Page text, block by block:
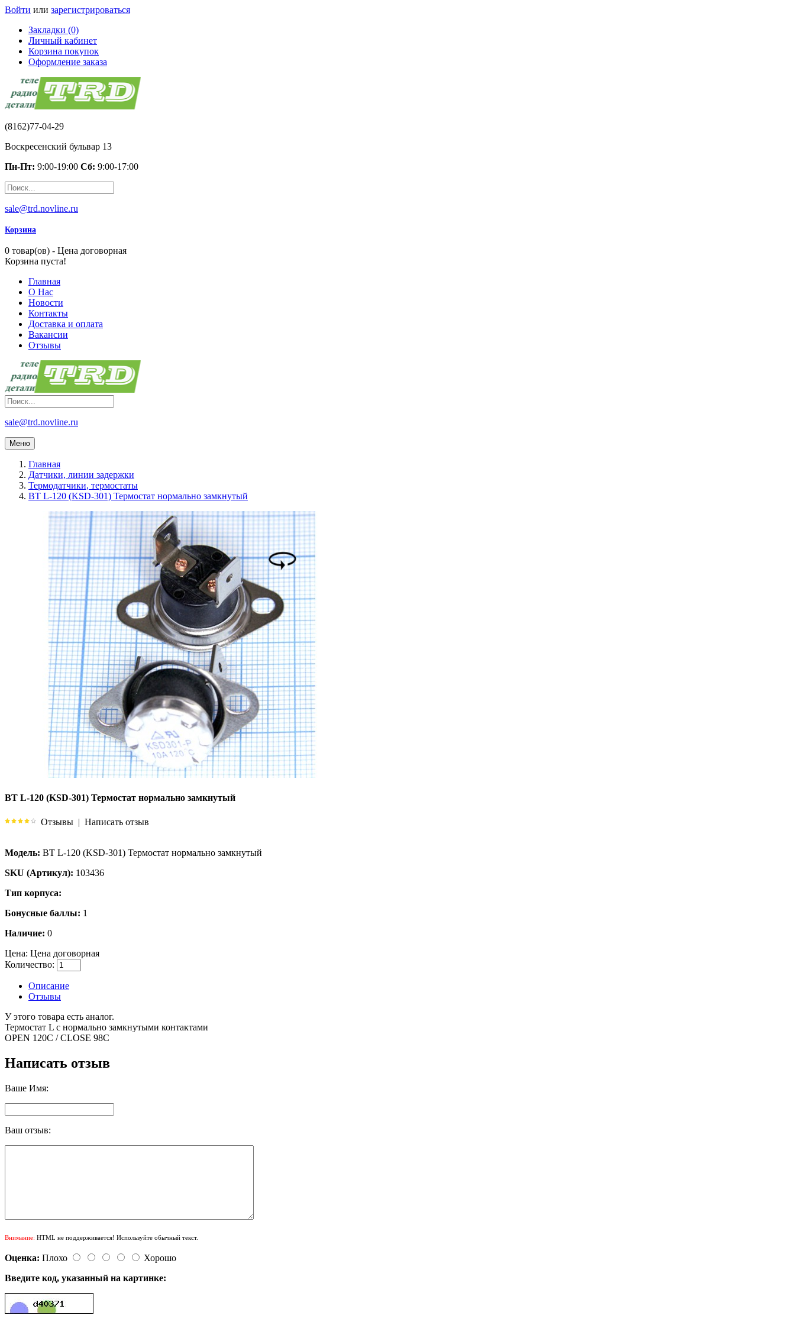
Войти или зарегистрироваться
Закладки (0)
Личный кабинет
Корзина покупок
Оформление заказа
(8162)77-04-29
Воскресенский бульвар 13
Пн-Пт: 9:00-19:00 Сб: 9:00-17:00
sale@trd.novline.ru
Корзина
0 товар(ов) - Цена договорная
Корзина пуста!
Главная
О Нас
Новости
Контакты
Доставка и оплата
Вакансии
Отзывы
sale@trd.novline.ru
Меню
Главная
Датчики, линии задержки
Термодатчики, термостаты
BT L-120 (KSD-301) Термостат нормально замкнутый
BT L-120 (KSD-301) Термостат нормально замкнутый
Отзывы | Написать отзыв
Модель: BT L-120 (KSD-301) Термостат нормально замкнутый
SKU (Артикул): 103436
Тип корпуса:
Бонусные баллы: 1
Наличие: 0
Цена: Цена договорная
Количество:
Описание
Отзывы
У этого товара есть аналог.
Термостат L с нормально замкнутыми контактами
OPEN 120C / CLOSE 98C
Написать отзыв
Ваше Имя:
Ваш отзыв:
Внимание: HTML не поддерживается! Используйте обычный текст.
Оценка: Плохо
Хорошо
Введите код, указанный на картинке: